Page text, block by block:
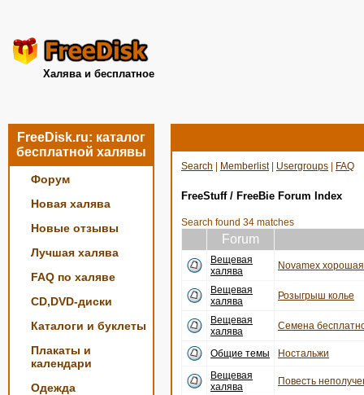
Халява и бесплатное
FreeDisk.ru: каталог
бесплатной халявы
Форум
Новая халява
Новые отзывы
Лучшая халява
FAQ по халяве
CD,DVD-диски
Каталоги и буклеты
Плакаты и
календари
Одежда
Search Memberlist| Usergroups FAQ
FreeStuff / FreeBie Forum Index
Search found 34 matches
Forum
Вещевая
халява
Novamex
Вещевая
халява
Розыгрыш колье
Вещевая
халява
Семена
Общие темы
Ностальжи
Вещевая
халява
Повесть